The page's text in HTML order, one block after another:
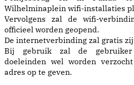
Wilhelminaplein wifi-installaties
Vervolgens zal de wifi-
officieel worden geopend.
De internetverbinding zal gratis
Bij gebruik zal de gebruiker
doeleinden wel worden
adres op te geven.